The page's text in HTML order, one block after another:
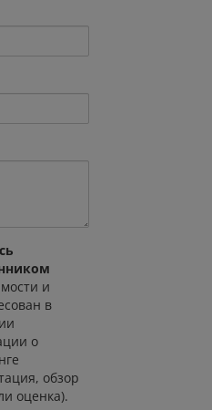
и
в
о
обзор
оценка).